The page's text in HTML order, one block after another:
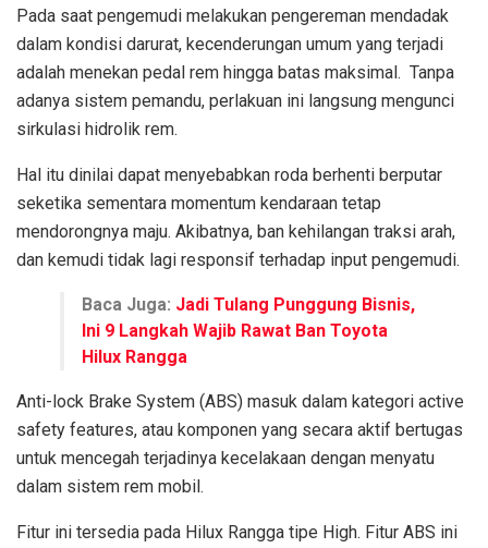
Pada saat pengemudi melakukan pengereman mendadak
dalam kondisi darurat, kecenderungan umum yang terjadi
adalah menekan pedal rem hingga batas maksimal. Tanpa
adanya sistem pemandu, perlakuan ini langsung mengunci
sirkulasi hidrolik rem.
Hal itu dinilai dapat menyebabkan roda berhenti berputar
seketika sementara momentum kendaraan tetap
mendorongnya maju. Akibatnya, ban kehilangan traksi arah,
dan kemudi tidak lagi responsif terhadap input pengemudi.
Baca Juga: Jadi Tulang Punggung Bisnis,
Ini 9 Langkah Wajib Rawat Ban Toyota
Hilux Rangga
Anti-lock Brake System (ABS) masuk dalam kategori active
safety features, atau komponen yang secara aktif bertugas
untuk mencegah terjadinya kecelakaan dengan menyatu
dalam sistem rem mobil.
Fitur ini tersedia pada Hilux Rangga tipe High. Fitur ABS ini